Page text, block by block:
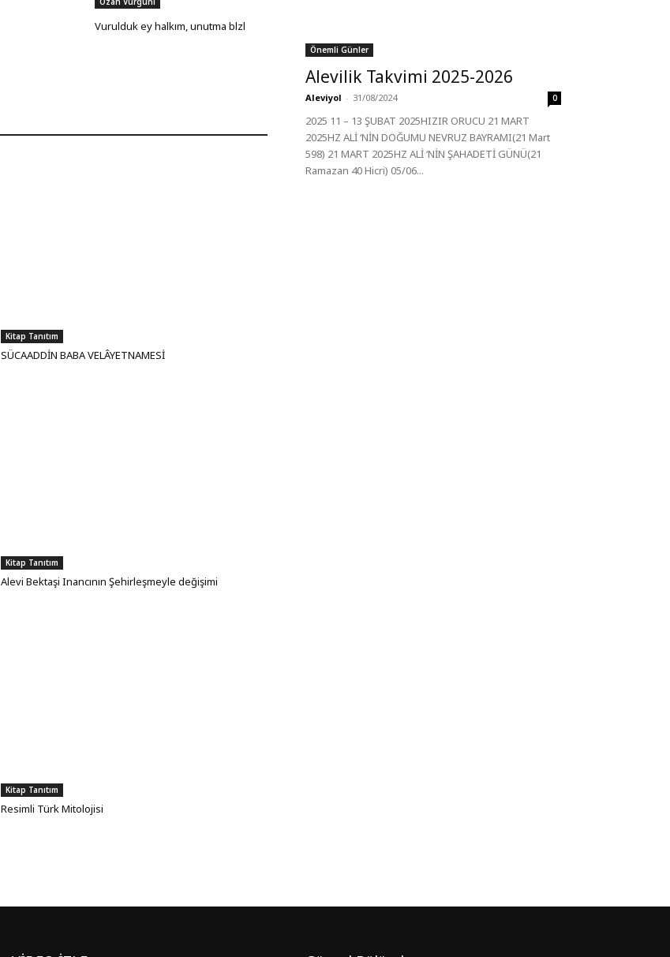
Vurulduk ey halkım, unutma blzl
Kitap Tanıtım
SÜCAADDİN BABA VELÂYETNAMESİ
Kitap Tanıtım
Alevi Bektaşi Inancının Şehirleşmeyle değişimi
Kitap Tanıtım
Resimli Türk Mitolojisi
Önemli Günler
Alevilik Takvimi 2025-2026
Aleviyol - 31/08/2024 0
2025 11 – 13 ŞUBAT 2025HIZIR ORUCU 21 MART
2025HZ ALİ ‘NİN DOĞUMU NEVRUZ BAYRAMI(21 Mart
598) 21 MART 2025HZ ALİ ‘NİN ŞAHADETİ GÜNÜ(21
Ramazan 40 Hicri) 05/06...